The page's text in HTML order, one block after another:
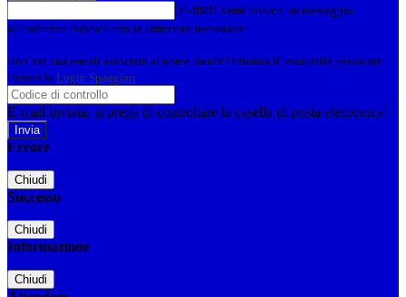
E-mail Verrà inviato un messaggio
all'indirizzo indicato con le istruzioni necessarie.
Non hai una e-mail associata al nome utente? Effettua il reset della password
tramite la Login Spaggiari
E-mail inviata, si prega di controllare la casella di posta elettronica!
Errore
Chiudi
Successo
Chiudi
Informazione
Chiudi